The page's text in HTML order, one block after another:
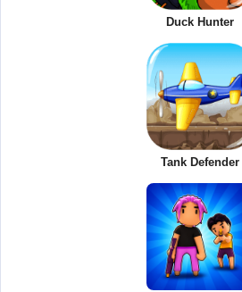
Duck Hunter
Tank Defender